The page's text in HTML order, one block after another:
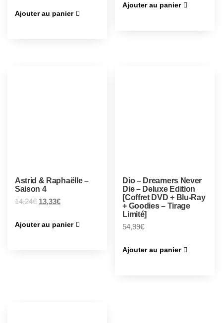
Ajouter au panier
Ajouter au panier
Astrid & Raphaëlle –
Saison 4
14,24€ 13,33€
Ajouter au panier
Dio – Dreamers Never
Die – Deluxe Edition
[Coffret DVD + Blu-Ray
+ Goodies – Tirage
Limité]
54,99€
Ajouter au panier